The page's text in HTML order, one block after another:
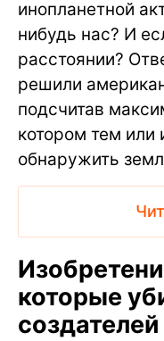
инопланетной
нибудь нас? И
расстоянии?
решили
подсчитав
котором тем
обнаружить
которые
создателей